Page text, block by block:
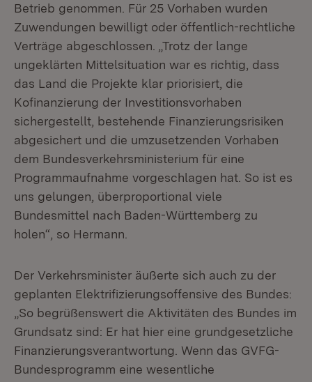
Betrieb genommen. Für 25 Vorhaben wurden
Zuwendungen bewilligt oder öffentlich-rechtliche
Verträge abgeschlossen. „Trotz der lange
ungeklärten Mittelsituation war es richtig, dass
das Land die Projekte klar priorisiert, die
Kofinanzierung der Investitionsvorhaben
sichergestellt, bestehende Finanzierungsrisiken
abgesichert und die umzusetzenden Vorhaben
dem Bundesverkehrsministerium für eine
Programmaufnahme vorgeschlagen hat. So ist es
uns gelungen, überproportional viele
Bundesmittel nach Baden-Württemberg zu
holen“, so Hermann.
Der Verkehrsminister äußerte sich auch zu der
geplanten Elektrifizierungsoffensive des Bundes:
„So begrüßenswert die Aktivitäten des Bundes im
Grundsatz sind: Er hat hier eine grundgesetzliche
Finanzierungsverantwortung. Wenn das GVFG-
Bundesprogramm eine wesentliche